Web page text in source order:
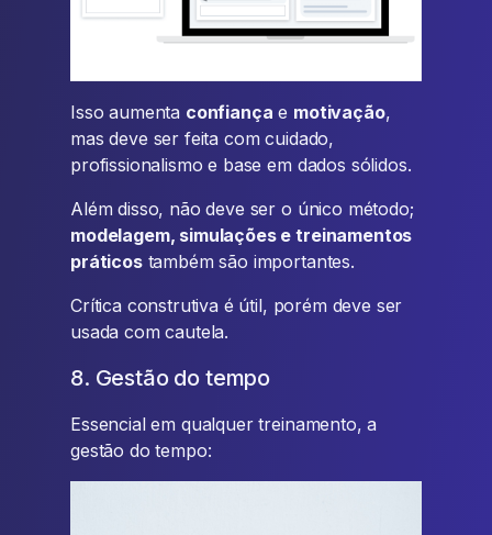
Isso aumenta confiança e motivação,
mas deve ser feita com cuidado,
profissionalismo e base em dados sólidos.
Além disso, não deve ser o único método;
modelagem, simulações e treinamentos
práticostambém são importantes.
Crítica construtiva é útil, porém deve ser
usada com cautela.
8. Gestão do tempo
Essencial em qualquer treinamento, a
gestão do tempo: